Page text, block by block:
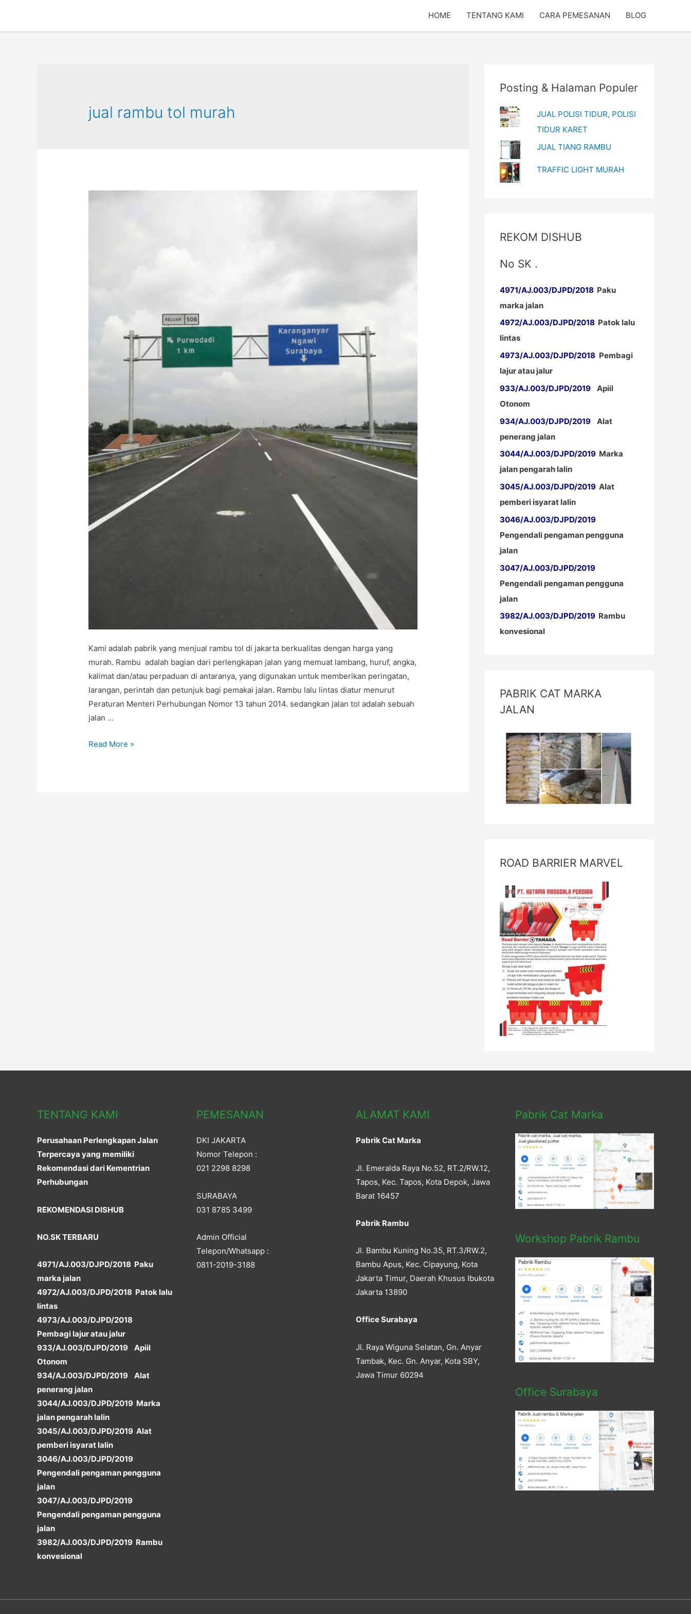
HOME TENTANG KAMI CARA PEMESANAN BLOG
jual rambu tol murah
Kami adalah pabrik yang menjual rambu tol di jakarta berkualitas dengan harga yang
murah. Rambu adalah bagian dari perlengkapan jalan yang memuat lambang, huruf, angka,
kalimat dan/atau perpaduan di antaranya, yang digunakan untuk memberikan peringatan,
larangan, perintah dan petunjuk bagi pemakai jalan. Rambu lalu lintas diatur menurut
Peraturan Menteri Perhubungan Nomor 13 tahun 2014. sedangkan jalan tol adalah sebuah
jalan …
JUAL
Read More »
Posting & Halaman Populer
JUAL POLISI TIDUR, POLISI
TIDUR KARET
JUAL TIANG RAMBU
TRAFFIC LIGHT MURAH
REKOM DISHUB
No SK .
4971/AJ.003/DJPD/2018 Paku
marka jalan
4972/AJ.003/DJPD/2018 Patok lalu
lintas
4973/AJ.003/DJPD/2018 Pembagi
lajur atau jalur
933/AJ.003/DJPD/2019 Apiil
Otonom
934/AJ.003/DJPD/2019 Alat
penerang jalan
3044/AJ.003/DJPD/2019 Marka
jalan pengarah lalin
3045/AJ.003/DJPD/2019 Alat
pemberi isyarat lalin
3046/AJ.003/DJPD/2019
Pengendali pengaman pengguna
jalan
3047/AJ.003/DJPD/2019
Pengendali pengaman pengguna
jalan
3982/AJ.003/DJPD/2019 Rambu
konvesional
PABRIK CAT MARKA
JALAN
ROAD BARRIER MARVEL
TENTANG KAMI
Perusahaan Perlengkapan Jalan
Terpercaya yang memiliki
Rekomendasi dari Kementrian
Perhubungan
REKOMENDASI DISHUB
NO.SK TERBARU
4971/AJ.003/DJPD/2018 Paku
marka jalan
4972/AJ.003/DJPD/2018 Patok lalu
lintas
4973/AJ.003/DJPD/2018
Pembagi lajur atau jalur
933/AJ.003/DJPD/2019 Apiil
Otonom
934/AJ.003/DJPD/2019 Alat
penerang jalan
3044/AJ.003/DJPD/2019 Marka
jalan pengarah lalin
3045/AJ.003/DJPD/2019 Alat
pemberi isyarat lalin
3046/AJ.003/DJPD/2019
Pengendali pengaman pengguna
jalan
3047/AJ.003/DJPD/2019
Pengendali pengaman pengguna
jalan
3982/AJ.003/DJPD/2019 Rambu
konvesional
PEMESANAN
DKI JAKARTA
Nomor Telepon :
021 2298 8298
SURABAYA
031 8785 3499
Admin Official
Telepon/Whatsapp :
0811-2019-3188
ALAMAT KAMI
Pabrik Cat Marka
Jl. Emeralda Raya No.52, RT.2/RW.12,
Tapos, Kec. Tapos, Kota Depok, Jawa
Barat 16457
Pabrik Rambu
Jl. Bambu Kuning No.35, RT.3/RW.2,
Bambu Apus, Kec. Cipayung, Kota
Jakarta Timur, Daerah Khusus Ibukota
Jakarta 13890
Office Surabaya
Jl. Raya Wiguna Selatan, Gn. Anyar
Tambak, Kec. Gn. Anyar, Kota SBY,
Jawa Timur 60294
Pabrik Cat Marka
Workshop Pabrik Rambu
Office Surabaya